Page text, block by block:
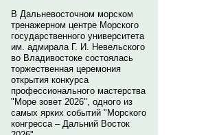
В Дальневосточном морском
тренажерном центре Морского
государственного университета
им. адмирала Г. И. Невельского
во Владивостоке состоялась
торжественная церемония
открытия конкурса
профессионального мастерства
"Море зовет 2026", одного из
самых ярких событий "Морского
конгресса – Дальний Восток